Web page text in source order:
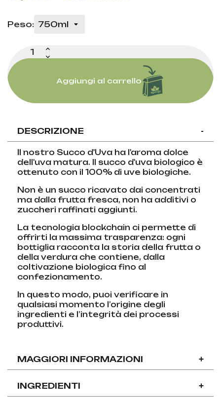
Peso:
Aggiungi al carrello
DESCRIZIONE -
Il nostro Succo d'Uva ha l'aroma dolce
dell'uva matura. Il succo d'uva biologico è
ottenuto con il 100% di uve biologiche.
Non è un succo ricavato dai concentrati
ma dalla frutta fresca, non ha additivi o
zuccheri raffinati aggiunti.
La tecnologia blockchain ci permette di
offrirti la massima trasparenza: ogni
bottiglia racconta la storia della frutta o
della verdura che contiene, dalla
coltivazione biologica fino al
confezionamento.
In questo modo, puoi verificare in
qualsiasi momento l’origine degli
ingredienti e l’integrità dei processi
produttivi.
MAGGIORI INFORMAZIONI +
INGREDIENTI +